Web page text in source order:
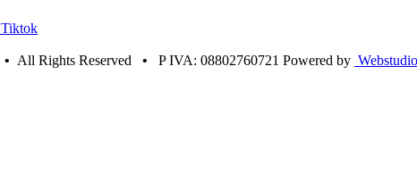
Tiktok
• All Rights Reserved • P IVA: 08802760721 Powered by